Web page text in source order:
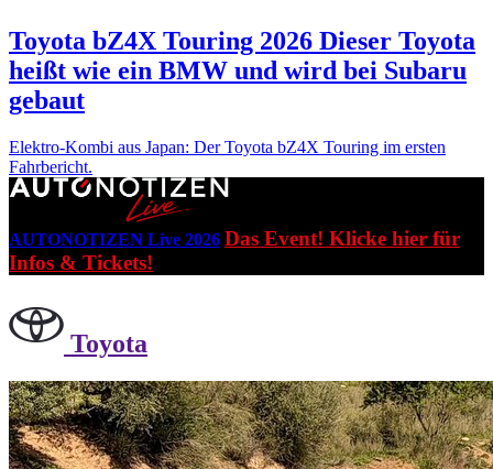
Toyota bZ4X Touring 2026 Dieser Toyota
heißt wie ein BMW und wird bei Subaru
gebaut
Elektro-Kombi aus Japan: Der Toyota bZ4X Touring im ersten
Fahrbericht.
AUTONOTIZEN Live 2026 Das Event! Klicke hier für
Infos & Tickets!
Toyota